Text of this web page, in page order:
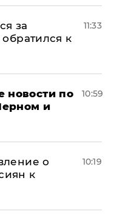
за
к
11:33
новости по
и
10:59
о
к
10:19